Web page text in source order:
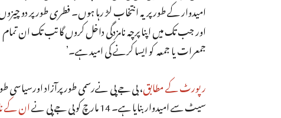
امیدوار کے طور پریہ انتخاب لڑ رہا ہوں۔ فطری طور پر
اور جب تک میں اپنا پرچہ نامزدگی داخل کروں گا تب تک ان
جمعرات یا جمعہ کو ایسا کرنے کی امید ہے۔’
رپورٹ کے مطابق، بی جے پی نےرسمی طور پرآزاد اورسیاسی
سیٹ سے امیدوار بنایا ہے۔ 14 مارچ کو بی جے پی نے
ان کے